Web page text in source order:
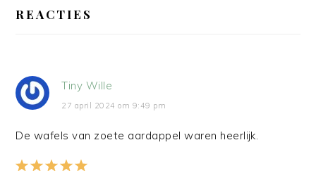
INTERACTIES
REACTIES
Tiny Wille
27 april 2024 om 9:49 pm
De wafels van zoete aardappel waren heerlijk.